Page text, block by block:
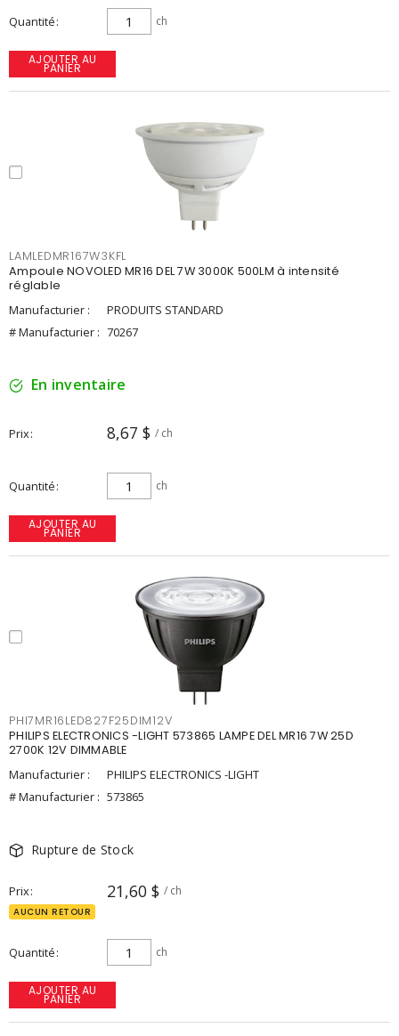
Quantité ch
AJOUTER AU
PANIER
LAMLEDMR167W3KFL
Ampoule NOVOLED MR16 DEL 7W 3000K 500LM à intensité
réglable
Manufacturier :
PRODUITS STANDARD
# Manufacturier : 70267
En inventaire
Prix 8,67 $ / ch
Quantité ch
AJOUTER AU
PANIER
PHI7MR16LED827F25DIM12V
PHILIPS ELECTRONICS -LIGHT 573865 LAMPE DEL MR16 7W 25D
2700K 12V DIMMABLE
Manufacturier :
PHILIPS ELECTRONICS -LIGHT
# Manufacturier : 573865
Rupture de Stock
Prix 21,60 $ / ch
AUCUN RETOUR
Quantité ch
AJOUTER AU
PANIER